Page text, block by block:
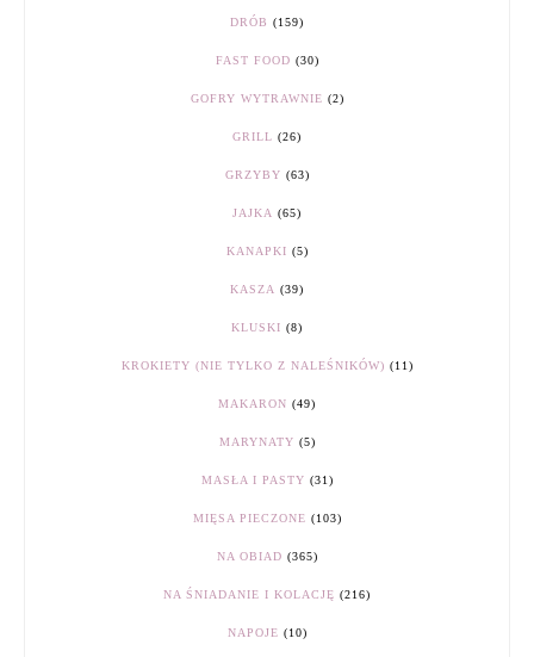
DRÓB (159)
FAST FOOD (30)
GOFRY WYTRAWNIE (2)
GRILL (26)
GRZYBY (63)
JAJKA (65)
KANAPKI (5)
KASZA (39)
KLUSKI (8)
KROKIETY (NIE TYLKO Z NALEŚNIKÓW) (11)
MAKARON (49)
MARYNATY (5)
MASŁA I PASTY (31)
MIĘSA PIECZONE (103)
NA OBIAD (365)
NA ŚNIADANIE I KOLACJĘ (216)
NAPOJE (10)